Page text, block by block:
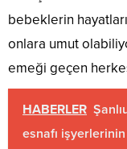
bebeklerin
onlara umut
emeği geçen
HABERLER
esnafı işyerlerinin